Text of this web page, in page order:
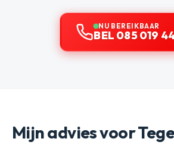
NU BEREIKBAAR
BEL 085 019
Mijn advies voor